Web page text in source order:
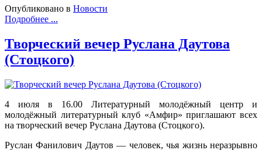
Опубликовано в Новости
Подробнее ...
Творческий вечер Руслана Даутова
(Стоцкого)
4 июля в 16.00 Литературный молодёжный центр и
молодёжный литературный клуб «Амфир» приглашают всех
на творческий вечер Руслана Даутова (Стоцкого).
Руслан Фанилович Даутов— человек, чья жизнь неразрывно